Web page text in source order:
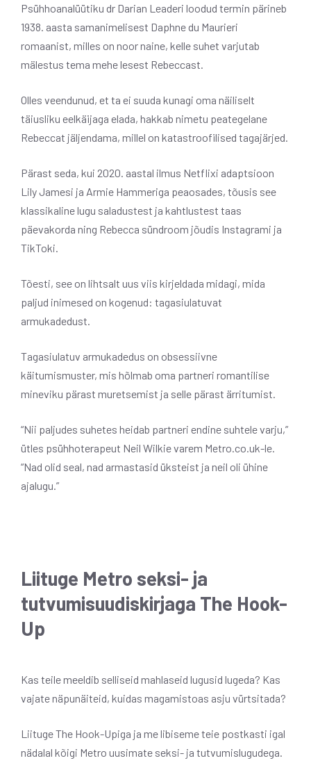
Psühhoanalüütiku dr Darian Leaderi loodud termin pärineb
1938. aasta samanimelisest Daphne du Maurieri
romaanist, milles on noor naine, kelle suhet varjutab
mälestus tema mehe lesest Rebeccast.
Olles veendunud, et ta ei suuda kunagi oma näiliselt
täiusliku eelkäijaga elada, hakkab nimetu peategelane
Rebeccat jäljendama, millel on katastroofilised tagajärjed.
Pärast seda, kui 2020. aastal ilmus Netflixi adaptsioon
Lily Jamesi ja Armie Hammeriga peaosades, tõusis see
klassikaline lugu saladustest ja kahtlustest taas
päevakorda ning Rebecca sündroom jõudis Instagrami ja
TikToki.
Tõesti, see on lihtsalt uus viis kirjeldada midagi, mida
paljud inimesed on kogenud: tagasiulatuvat
armukadedust.
Tagasiulatuv armukadedus on obsessiivne
käitumismuster, mis hõlmab oma partneri romantilise
mineviku pärast muretsemist ja selle pärast ärritumist.
“Nii paljudes suhetes heidab partneri endine suhtele varju,”
ütles psühhoterapeut Neil Wilkie varem Metro.co.uk-le.
“Nad olid seal, nad armastasid üksteist ja neil oli ühine
ajalugu.”
Liituge Metro seksi- ja
tutvumisuudiskirjaga The Hook-
Up
Kas teile meeldib selliseid mahlaseid lugusid lugeda? Kas
vajate näpunäiteid, kuidas magamistoas asju vürtsitada?
Liituge The Hook-Upiga ja me libiseme teie postkasti igal
nädalal kõigi Metro uusimate seksi- ja tutvumislugudega.